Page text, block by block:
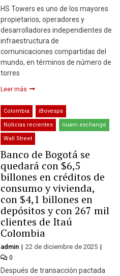
HS Towers es uno de los mayores
propietarios, operadores y
desarrolladores independientes de
infraestructura de
comunicaciones compartidas del
mundo, en términos de número de
torres
Leer más
Colombia iBovespa
Noticias recientes nuam exchange
Wall Street
Banco de Bogotá se
quedará con $6,5
billones en créditos de
consumo y vivienda,
con $4,1 billones en
depósitos y con 267 mil
clientes de Itaú
Colombia
admin 22 de diciembre de 2025
0
Después de transacción pactada